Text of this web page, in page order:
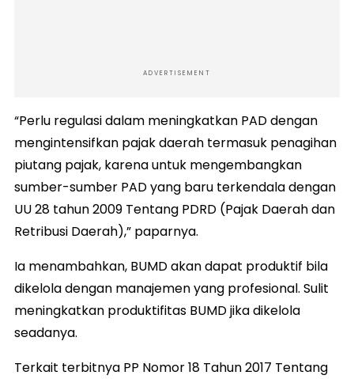
ADVERTISEMENT
“Perlu regulasi dalam meningkatkan PAD dengan
mengintensifkan pajak daerah termasuk penagihan
piutang pajak, karena untuk mengembangkan
sumber-sumber PAD yang baru terkendala dengan
UU 28 tahun 2009 Tentang PDRD (Pajak Daerah dan
Retribusi Daerah),” paparnya.
Ia menambahkan, BUMD akan dapat produktif bila
dikelola dengan manajemen yang profesional. Sulit
meningkatkan produktifitas BUMD jika dikelola
seadanya.
Terkait terbitnya PP Nomor 18 Tahun 2017 Tentang